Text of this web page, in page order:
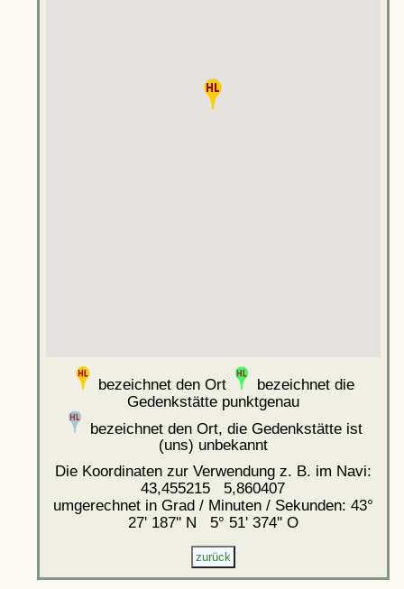
bezeichnet den Ort
bezeichnet die
Gedenkstätte punktgenau
bezeichnet den Ort, die Gedenkstätte ist
(uns) unbekannt
Die Koordinaten zur Verwendung z. B. im Navi:
43,455215 5,860407
umgerechnet in Grad / Minuten / Sekunden: 43°
27' 187'' N 5° 51' 374'' O